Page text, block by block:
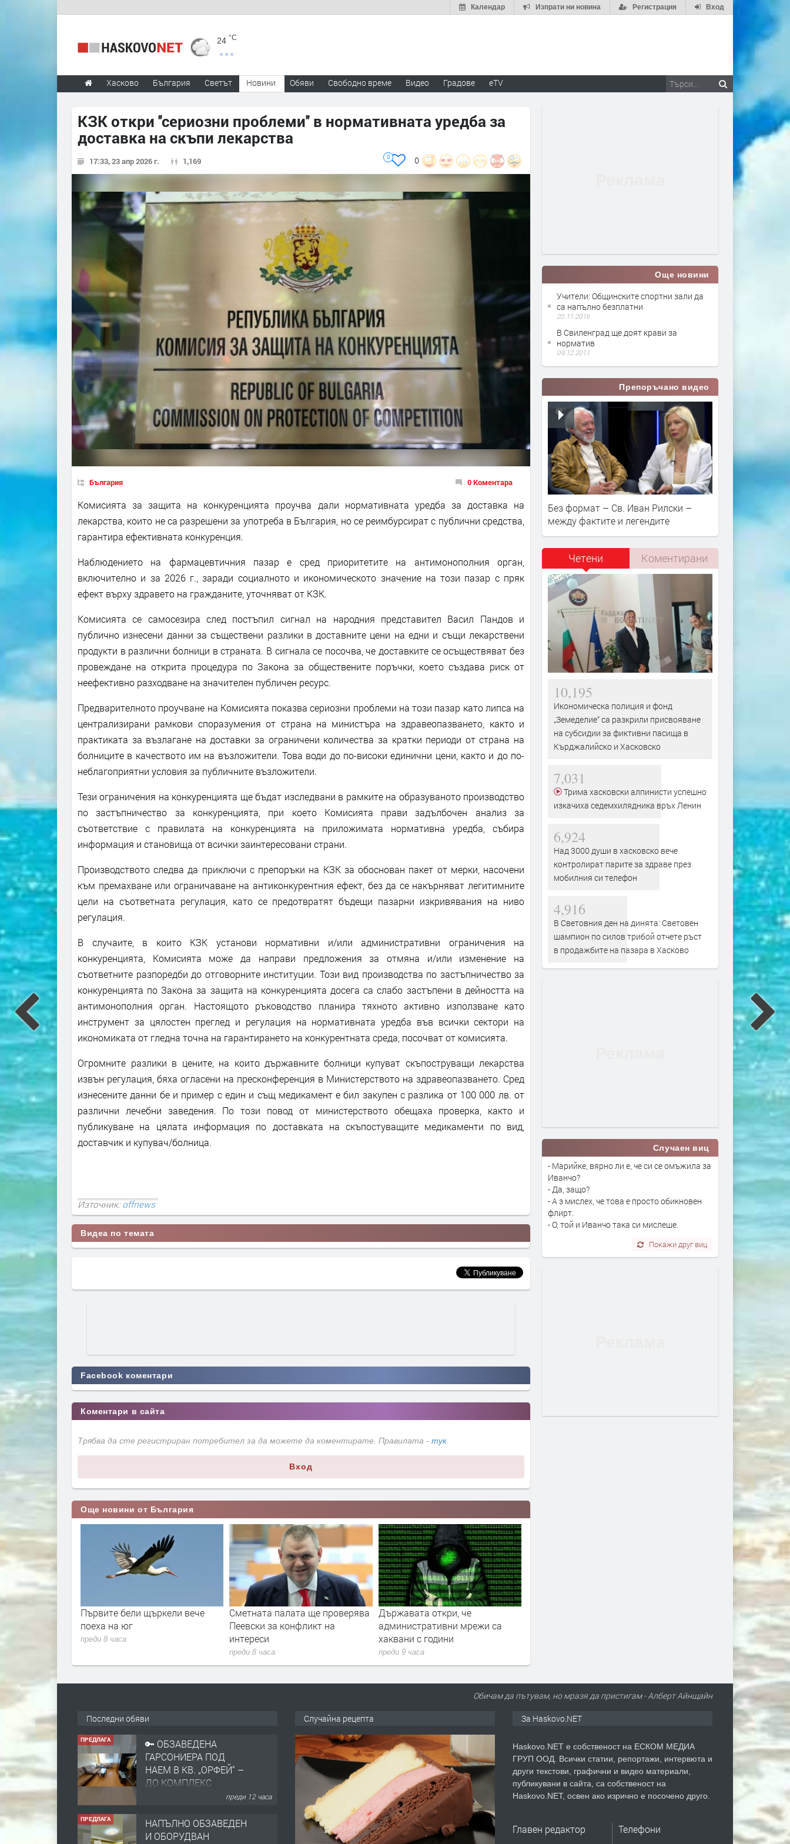
Вход
Регистрация
Изпрати ни новина
Календар
24 °C
Хасково България Светът Новини Обяви Свободно време Видео Градове eTV
КЗК откри ''сериозни проблеми'' в нормативната уредба за
доставка на скъпи лекарства
17:33, 23 апр 2026 г. 1,169 0
0
България 0 Коментара
Комисията за защита на конкуренцията проучва дали нормативната уредба за доставка на
лекарства, които не са разрешени за употреба в България, но се реимбурсират с публични средства,
гарантира ефективната конкуренция.
Наблюдението на фармацевтичния пазар е сред приоритетите на антимонополния орган,
включително и за 2026 г., заради социалното и икономическото значение на този пазар с пряк
ефект върху здравето на гражданите, уточняват от КЗК.
Комисията се самосезира след постъпил сигнал на народния представител Васил Пандов и
публично изнесени данни за съществени разлики в доставните цени на едни и същи лекарствени
продукти в различни болници в страната. В сигнала се посочва, че доставките се осъществяват без
провеждане на открита процедура по Закона за обществените поръчки, което създава риск от
неефективно разходване на значителен публичен ресурс.
Предварителното проучване на Комисията показва сериозни проблеми на този пазар като липса на
централизирани рамкови споразумения от страна на министъра на здравеопазването, както и
практиката за възлагане на доставки за ограничени количества за кратки периоди от страна на
болниците в качеството им на възложители. Това води до по-високи единични цени, както и до по-
неблагоприятни условия за публичните възложители.
Тези ограничения на конкуренцията ще бъдат изследвани в рамките на образуваното производство
по застъпничество за конкуренцията, при което Комисията прави задълбочен анализ за
съответствие с правилата на конкуренцията на приложимата нормативна уредба, събира
информация и становища от всички заинтересовани страни.
Производството следва да приключи с препоръки на КЗК за обоснован пакет от мерки, насочени
към премахване или ограничаване на антиконкурентния ефект, без да се накърняват легитимните
цели на съответната регулация, като се предотвратят бъдещи пазарни изкривявания на ниво
регулация.
В случаите, в които КЗК установи нормативни и/или административни ограничения на
конкуренцията, Комисията може да направи предложения за отмяна и/или изменение на
съответните разпоредби до отговорните институции. Този вид производства по застъпничество за
конкуренцията по Закона за защита на конкуренцията досега са слабо застъпени в дейността на
антимонополния орган. Настоящото ръководство планира тяхното активно използване като
инструмент за цялостен преглед и регулация на нормативната уредба във всички сектори на
икономиката от гледна точна на гарантирането на конкурентната среда, посочват от комисията.
Огромните разлики в цените, на които държавните болници купуват скъпоструващи лекарства
извън регулация, бяха огласени на пресконференция в Министерството на здравеопазването. Сред
изнесените данни бе и пример с един и същ медикамент е бил закупен с разлика от 100 000 лв. от
различни лечебни заведения. По този повод от министерството обещаха проверка, както и
публикуване на цялата информация по доставката на скъпостуващите медикаменти по вид,
доставчик и купувач/болница.
Източник:offnews
Видеа по темата
Facebook коментари
Коментари в сайта
Трябва да сте регистриран потребител за да можете да коментирате. Правилата - тук.
Вход
Още новини от България
Сметната палата ще провeрява
Пеевски за конфликт на
интереси
Държавата откри, че
административни мрежи са
хаквани с години
преди 9 часа
Пилотска грешка. Приключи
разследването за „Граф
Игнатиево“
преди 9 часа
Тонове нелегален зехтин
производител са
Още новини
Учители: Общинските спортни зали да
са напълно безплатни
20.11.2016
В Свиленград ще доят крави за
норматив
09.12.2011
Препоръчано видео
Без формат – Св. Иван Рилски –
между фактите и легендите
Четени Коментирани
10,195
Икономическа полиция и фонд
„Земеделие“ са разкрили присвояване
на субсидии за фиктивни пасища в
Кърджалийско и Хасковско
7,031
Трима хасковски алпинисти успешно
изкачиха седемхилядника връх Ленин
6,924
Над 3000 души в хасковско вече
контролират парите за здраве през
мобилния си телефон
4,916
В Световния ден на динята: Световен
шампион по силов трибой отчете ръст
в продажбите на пазара в Хасково
Случаен виц
- Марийке, вярно ли е, че си се омъжила за
Иванчо?
- Да, защо?
- А з мислех, че това е просто обикновен
флирт.
- О, той и Иванчо така си мислеше.
Покажи друг виц
Обичам да пътувам, но мразя да пристигам - Алберт Айнщайн
Последни обяви
ПРЕДЛАГА
НАПЪЛНО ОБЗАВЕДЕН
И ОБОРУДВАН
ТРИСТАЕН
АПАРТАМЕНТ В
преди 1 ден
ПРЕДЛАГА Давам гараж под наем
Случайна рецепта За Haskovo.NET
Haskovo.NET е собственост на ЕСКОМ МЕДИА
ГРУП ООД. Всички статии, репортажи, интервюта и
други текстови, графични и видео материали,
публикувани в сайта, са собственост на
Haskovo.NET, освен ако изрично е посочено друго.
Главен редактор Телефони